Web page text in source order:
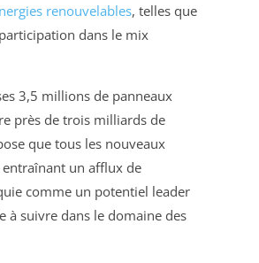
renouvelables, telles que
dans le mix
3,5 millions de panneaux
près de trois milliards de
que tous les nouveaux
entraînant un afflux de
comme un potentiel leader
à suivre dans le domaine des